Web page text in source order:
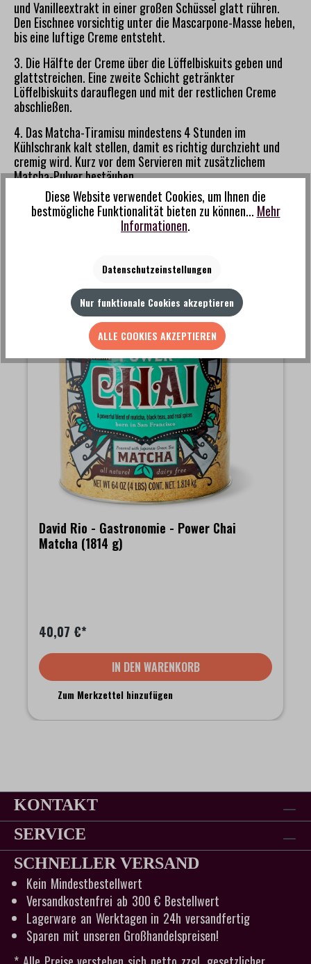
und Vanilleextrakt in einer großen Schüssel glatt rühren.
Den Eischnee vorsichtig unter die Mascarpone-Masse heben,
bis eine luftige Creme entsteht.
3. Die Hälfte der Creme über die Löffelbiskuits geben und
glattstreichen. Eine zweite Schicht getränkter
Löffelbiskuits darauflegen und mit der restlichen Creme
abschließen.
4. Das Matcha-Tiramisu mindestens 4 Stunden im
Kühlschrank kalt stellen, damit es richtig durchzieht und
cremig wird. Kurz vor dem Servieren mit zusätzlichem
Matcha-Pulver bestäuben.
Produktgalerie überspringen
David Rio - Gastronomie - Power Chai
Matcha (1814 g)
40,07 €*
IN DEN WARENKORB
Zum Merkzettel hinzufügen
KONTAKT
SERVICE
SCHNELLER VERSAND
Kein Mindestbestellwert
Versandkostenfrei ab 300 € Bestellwert
Lagerware an Werktagen in 24h versandfertig
Sparen mit unseren Großhandelspreisen!
Diese Website verwendet Cookies, um Ihnen die
bestmögliche Funktionalität bieten zu können... Mehr
Informationen.
Datenschutzeinstellungen
Nur funktionale Cookies akzeptieren
ALLE COOKIES AKZEPTIEREN